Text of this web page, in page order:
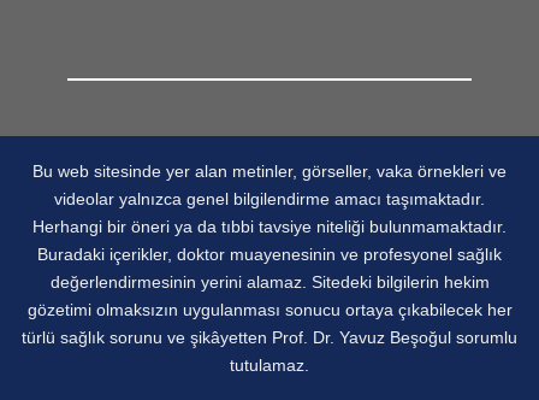
Bu web sitesinde yer alan metinler, görseller, vaka örnekleri ve
videolar yalnızca genel bilgilendirme amacı taşımaktadır.
Herhangi bir öneri ya da tıbbi tavsiye niteliği bulunmamaktadır.
Buradaki içerikler, doktor muayenesinin ve profesyonel sağlık
değerlendirmesinin yerini alamaz. Sitedeki bilgilerin hekim
gözetimi olmaksızın uygulanması sonucu ortaya çıkabilecek her
türlü sağlık sorunu ve şikâyetten Prof. Dr. Yavuz Beşoğul sorumlu
tutulamaz.